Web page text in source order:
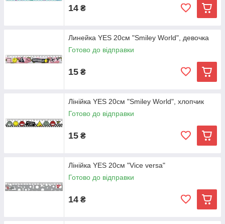
14 ₴
Линейка YES 20см "Smiley World", девочка
Готово до відправки
15 ₴
Лінійка YES 20см "Smiley World", хлопчик
Готово до відправки
15 ₴
Лінійка YES 20см "Vice versa"
Готово до відправки
14 ₴